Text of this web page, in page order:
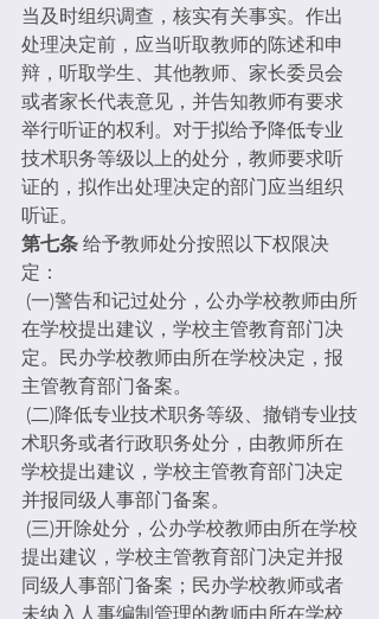
当及时组织调查，核实有关事实。作出
处理决定前，应当听取教师的陈述和申
辩，听取学生、其他教师、家长委员会
或者家长代表意见，并告知教师有要求
举行听证的权利。对于拟给予降低专业
技术职务等级以上的处分，教师要求听
证的，拟作出处理决定的部门应当组织
听证。
第七条 给予教师处分按照以下权限决
定：
(一)警告和记过处分，公办学校教师由所
在学校提出建议，学校主管教育部门决
定。民办学校教师由所在学校决定，报
主管教育部门备案。
(二)降低专业技术职务等级、撤销专业技
术职务或者行政职务处分，由教师所在
学校提出建议，学校主管教育部门决定
并报同级人事部门备案。
(三)开除处分，公办学校教师由所在学校
提出建议，学校主管教育部门决定并报
同级人事部门备案；民办学校教师或者
未纳入人事编制管理的教师由所在学校